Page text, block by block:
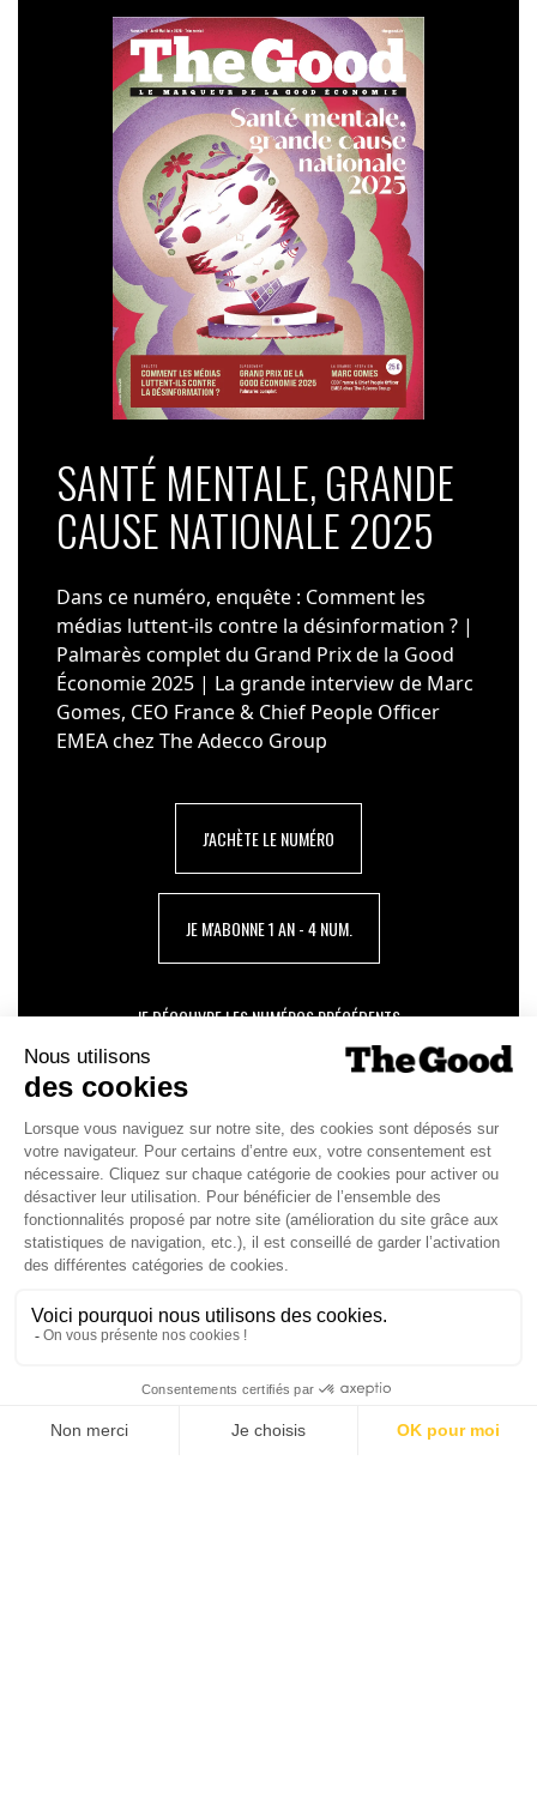
SANTÉ MENTALE, GRANDE
CAUSE NATIONALE 2025
Dans ce numéro, enquête : Comment les
médias luttent-ils contre la désinformation ? |
Palmarès complet du Grand Prix de la Good
Économie 2025 | La grande interview de Marc
Gomes, CEO France & Chief People Officer
EMEA chez The Adecco Group
J'ACHÈTE LE NUMÉRO
JE M'ABONNE 1 AN - 4 NUM.
JE DÉCOUVRE LES NUMÉROS PRÉCÉDENTS
Je suis déjà abonné(e) :
version digitale
SUIVEZ-NOUS